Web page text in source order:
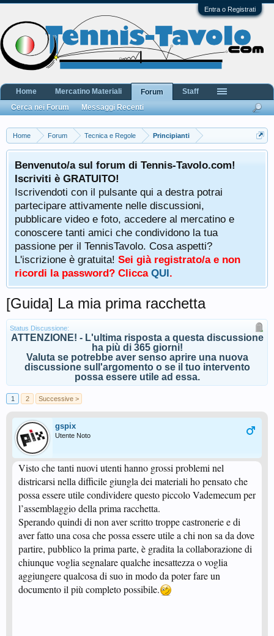
Entra o Registrati
Home Forum Tecnica e Regole Principianti
Benvenuto/a sul forum di Tennis-Tavolo.com!
Iscriviti è GRATUITO!
Iscrivendoti con il pulsante qui a destra potrai
partecipare attivamente nelle discussioni,
pubblicare video e foto, accedere al mercatino e
conoscere tanti amici che condividono la tua
passione per il TennisTavolo. Cosa aspetti?
L'iscrizione è gratuita! Sei già registrato/a e non
ricordi la password? Clicca QUI.
[Guida] La mia prima racchetta
Status Discussione:
ATTENZIONE! - L'ultima risposta a questa discussione
ha più di 365 giorni!
Valuta se potrebbe aver senso aprire una nuova
discussione sull'argomento o se il tuo intervento
possa essere utile ad essa.
1 2 Successive >
gspix
Utente Noto
Visto che tanti nuovi utenti hanno grossi problemi nel
districarsi nella difficile giungla dei materiali ho pensato che
possa essere utile condividere questo piccolo Vademecum per
l’assemblaggio della prima racchetta.
Sperando quindi di non aver scritto troppe castronerie e di
aver fatto una cosa che possa essere utile a chi non sa da dove
partire, pubblico la prima parte, è gradita la collaborazione di
chiunque voglia segnalare qualche inesattezza o voglia
aggiungere qualcosa di suo in modo da poter fare un
documento il più completo possibile.
Home Mercatino Materiali
Forum
Cerca nei Forum
Messaggi Recenti
Staff